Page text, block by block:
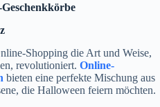
Shopping die Art und Weise,
revolutioniert. Online-
bieten eine perfekte Mischung aus
die Halloween feiern möchten.